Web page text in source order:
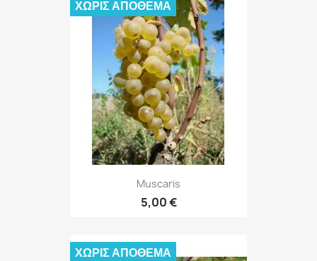
Muscaris
5,00 €
ΧΩΡΊΣ ΑΠΌΘΕΜΑ
ΧΩΡΊΣ ΑΠΌΘΕΜΑ